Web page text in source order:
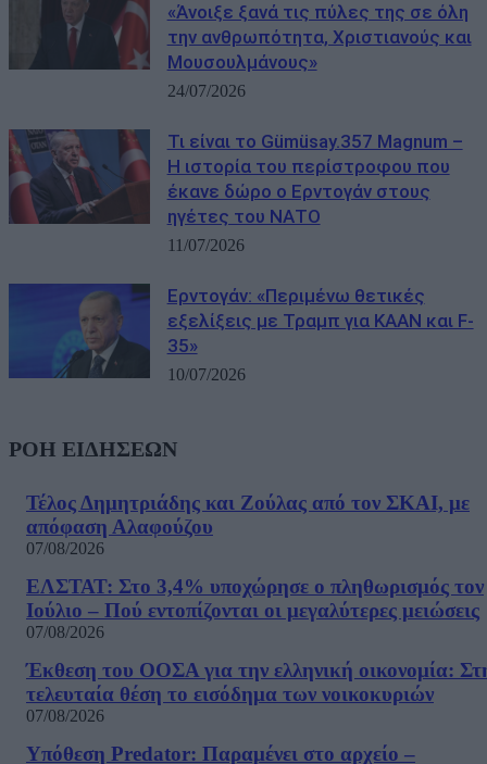
«Άνοιξε ξανά τις πύλες της σε όλη
την ανθρωπότητα, Χριστιανούς και
Μουσουλμάνους»
24/07/2026
Τι είναι το Gümüsay.357 Magnum –
Η ιστορία του περίστροφου που
έκανε δώρο ο Ερντογάν στους
ηγέτες του ΝΑΤΟ
11/07/2026
Ερντογάν: «Περιμένω θετικές
εξελίξεις με Τραμπ για KAAN και F-
35»
10/07/2026
ΡΟΗ ΕΙΔΗΣΕΩΝ
Τέλος Δημητριάδης και Ζούλας από τον ΣΚΑΙ, με
απόφαση Αλαφούζου
07/08/2026
ΕΛΣΤΑΤ: Στο 3,4% υποχώρησε ο πληθωρισμός τον
Ιούλιο – Πού εντοπίζονται οι μεγαλύτερες μειώσεις
07/08/2026
Έκθεση του ΟΟΣΑ για την ελληνική οικονομία:
τελευταία θέση το εισόδημα των νοικοκυριών
07/08/2026
Υπόθεση Predator: Παραμένει στο αρχείο –